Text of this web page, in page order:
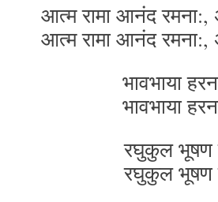
आत्म रामा आनंद रमना:,
आत्म रामा आनंद रमना:,
भावभाया
भावभाया
रघुकुल भूषण
रघुकुल भूषण